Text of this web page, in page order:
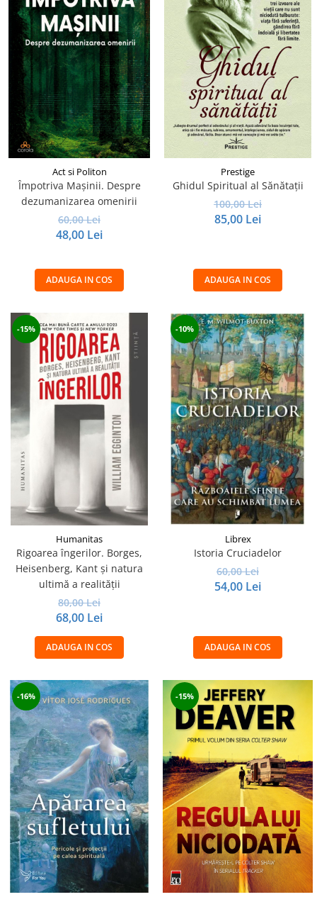
Act si Politon
Împotriva Mașinii. Despre
dezumanizarea omenirii
60,00 Lei
48,00 Lei
ADAUGA IN COS
Prestige
Ghidul Spiritual al Sănătații
100,00 Lei
85,00 Lei
ADAUGA IN COS
-15%
Humanitas
Rigoarea îngerilor. Borges,
Heisenberg, Kant şi natura
ultimă a realităţii
80,00 Lei
68,00 Lei
ADAUGA IN COS
-10%
Librex
Istoria Cruciadelor
60,00 Lei
54,00 Lei
ADAUGA IN COS
-16% -15%